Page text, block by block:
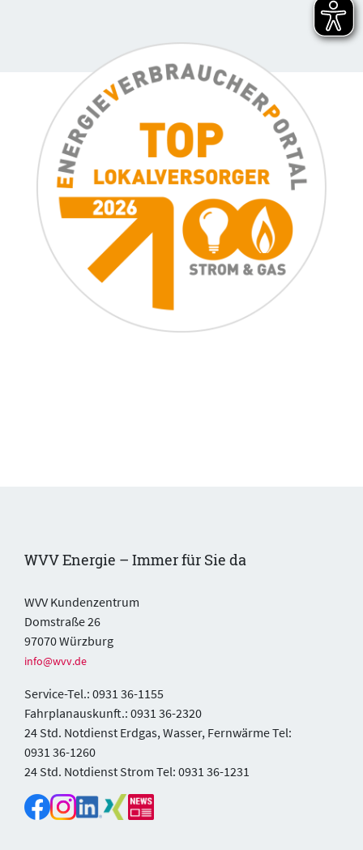
WVV Energie – Immer für Sie da
WVV Kundenzentrum
Domstraße 26
97070 Würzburg
info@wvv.de
Service-Tel.: 0931 36-1155
Fahrplanauskunft.: 0931 36-2320
24 Std. Notdienst Erdgas, Wasser, Fernwärme Tel:
0931 36-1260
24 Std. Notdienst Strom Tel: 0931 36-1231